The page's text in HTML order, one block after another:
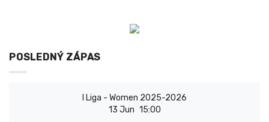
POSLEDNÝ ZÁPAS
I Liga - Women 2025-2026
13 Jun 15:00